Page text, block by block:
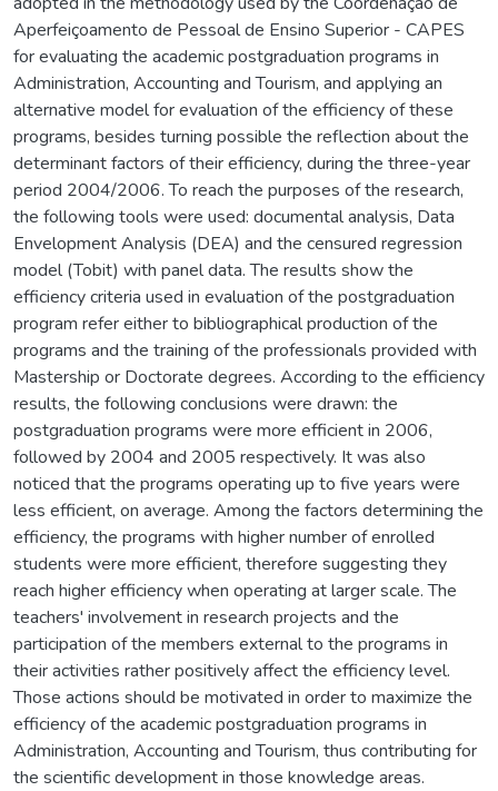
Aperfeiçoamento de Pessoal de Ensino Superior - CAPES
for evaluating the academic postgraduation programs in
Administration, Accounting and Tourism, and applying an
alternative model for evaluation of the efficiency of these
programs, besides turning possible the reflection about the
determinant factors of their efficiency, during the three-year
period 2004/2006. To reach the purposes of the research,
the following tools were used: documental analysis, Data
Envelopment Analysis (DEA) and the censured regression
model (Tobit) with panel data. The results show the
efficiency criteria used in evaluation of the postgraduation
program refer either to bibliographical production of the
programs and the training of the professionals provided with
Mastership or Doctorate degrees. According to the efficiency
results, the following conclusions were drawn: the
postgraduation programs were more efficient in 2006,
followed by 2004 and 2005 respectively. It was also
noticed that the programs operating up to five years were
less efficient, on average. Among the factors determining the
efficiency, the programs with higher number of enrolled
students were more efficient, therefore suggesting they
reach higher efficiency when operating at larger scale. The
teachers' involvement in research projects and the
participation of the members external to the programs in
their activities rather positively affect the efficiency level.
Those actions should be motivated in order to maximize the
efficiency of the academic postgraduation programs in
Administration, Accounting and Tourism, thus contributing for
the scientific development in those knowledge areas.